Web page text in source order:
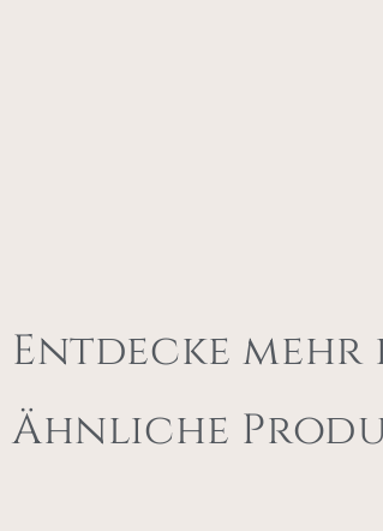
Entdecke mehr
Ähnliche